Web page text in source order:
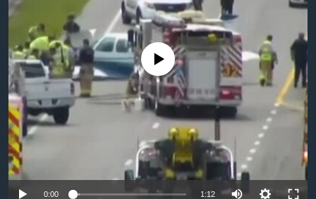
Լեզուներ
No media source currently available
0:00 1:12